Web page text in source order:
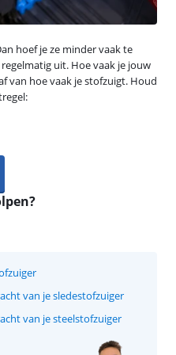
hoef je ze minder vaak te
uit. Hoe vaak je jouw
van hoe vaak je stofzuigt. Houd
van je sledestofzuiger
van je steelstofzuiger